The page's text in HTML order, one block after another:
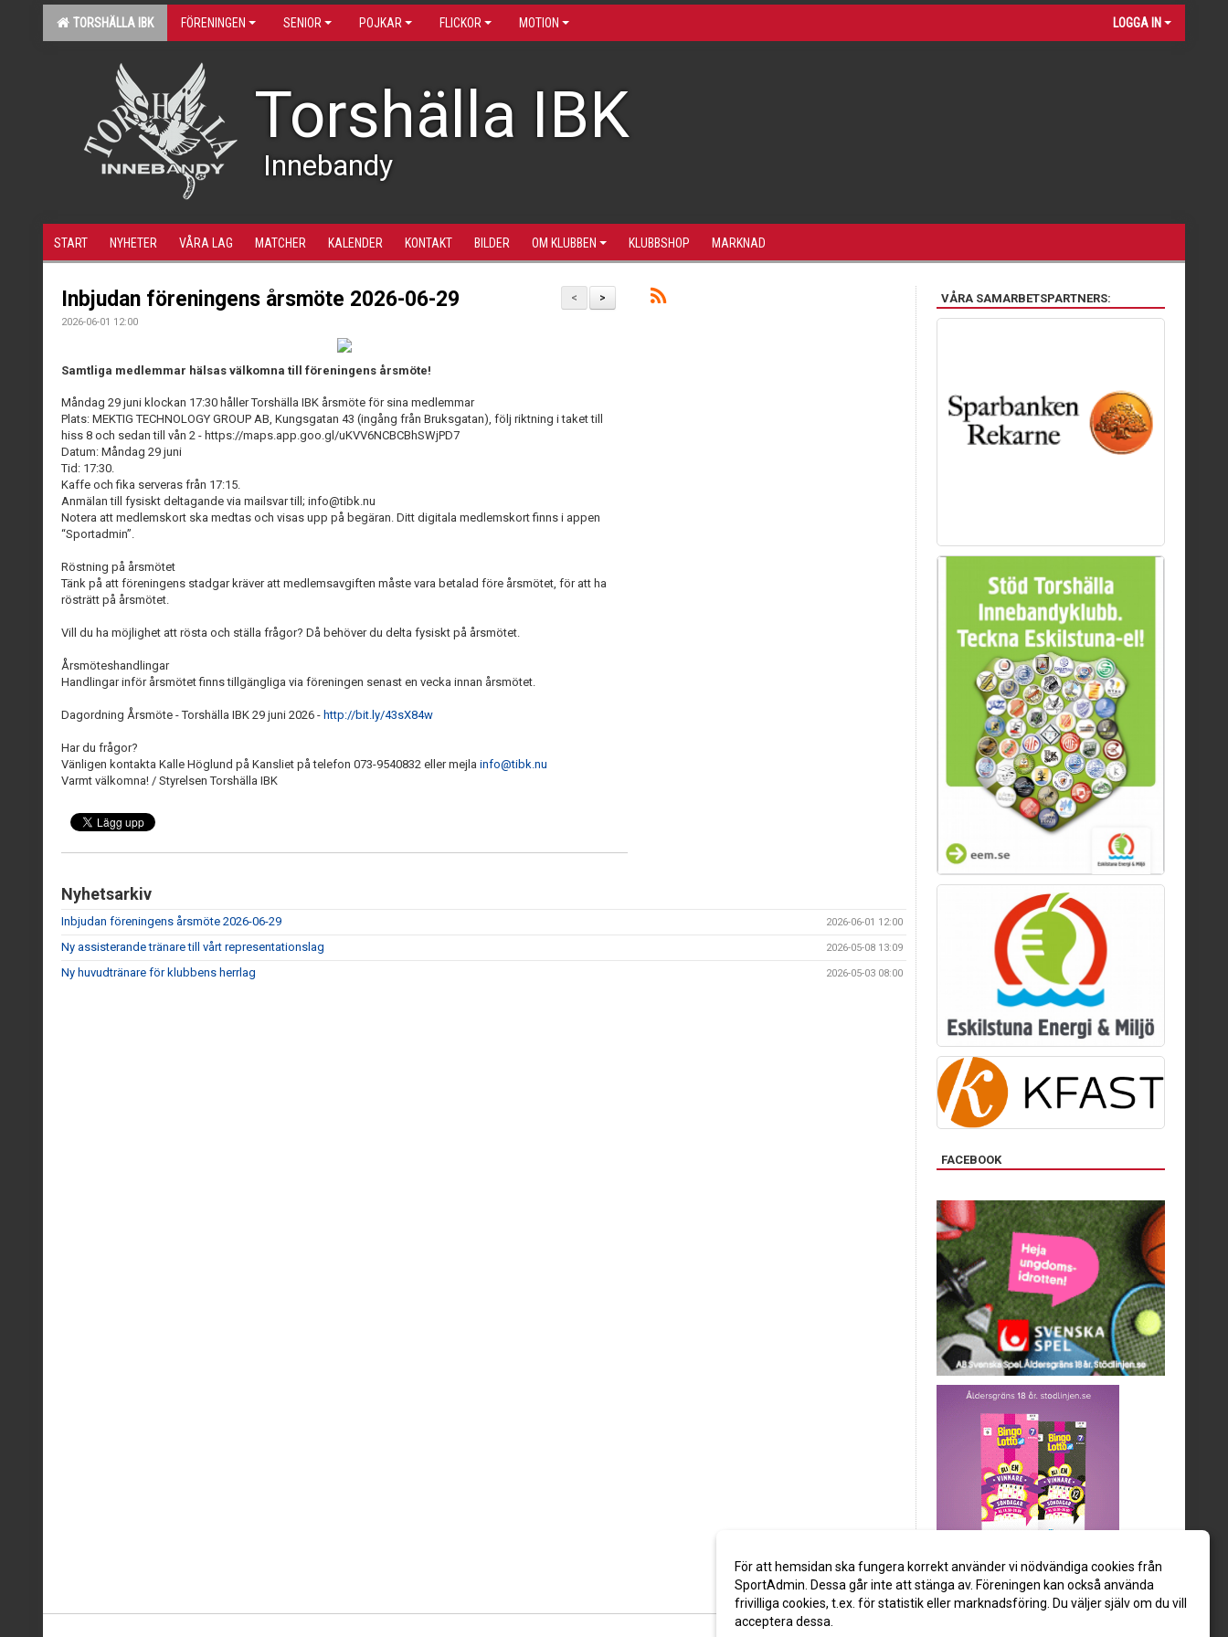
TORSHÄLLA IBK FÖRENINGEN SENIOR POJKAR FLICKOR MOTION LOGGA IN
Torshälla IBK
Innebandy
START NYHETER VÅRA LAG MATCHER KALENDER KONTAKT BILDER OM KLUBBEN KLUBBSHOP MARKNAD
>
<
Inbjudan föreningens årsmöte 2026-06-29
2026-06-01 12:00
Samtliga medlemmar hälsas välkomna till föreningens årsmöte!
Måndag 29 juni klockan 17:30 håller Torshälla IBK årsmöte för sina medlemmar
Plats: MEKTIG TECHNOLOGY GROUP AB, Kungsgatan 43 (ingång från Bruksgatan), följ riktning i taket till
hiss 8 och sedan till vån 2 - https://maps.app.goo.gl/uKVV6NCBCBhSWjPD7
Datum: Måndag 29 juni
Tid: 17:30.
Kaffe och fika serveras från 17:15.
Anmälan till fysiskt deltagande via mailsvar till; info@tibk.nu
Notera att medlemskort ska medtas och visas upp på begäran. Ditt digitala medlemskort finns i appen
“Sportadmin”.
Röstning på årsmötet
Tänk på att föreningens stadgar kräver att medlemsavgiften måste vara betalad före årsmötet, för att ha
rösträtt på årsmötet.
Vill du ha möjlighet att rösta och ställa frågor? Då behöver du delta fysiskt på årsmötet.
Årsmöteshandlingar
Handlingar inför årsmötet finns tillgängliga via föreningen senast en vecka innan årsmötet.
Dagordning Årsmöte - Torshälla IBK 29 juni 2026 - http://bit.ly/43sX84w
Har du frågor?
Vänligen kontakta Kalle Höglund på Kansliet på telefon 073-9540832 eller mejla info@tibk.nu
Varmt välkomna! / Styrelsen Torshälla IBK
Nyhetsarkiv
Inbjudan föreningens årsmöte 2026-06-29 2026-06-01 12:00
Ny assisterande tränare till vårt representationslag 2026-05-08 13:09
Ny huvudtränare för klubbens herrlag 2026-05-03 08:00
VÅRA SAMARBETSPARTNERS:
FACEBOOK
För att hemsidan ska fungera korrekt använder vi nödvändiga cookies från
SportAdmin. Dessa går inte att stänga av. Föreningen kan också använda
frivilliga cookies, t.ex. för statistik eller marknadsföring. Du väljer själv om du vill
acceptera dessa.